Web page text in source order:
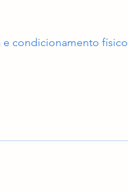
e condicionamento físico